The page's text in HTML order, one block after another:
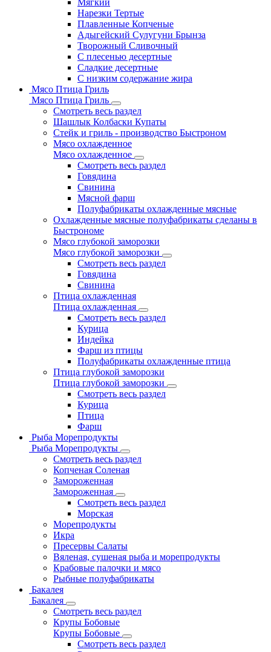
Мягкий
Нарезки Тертые
Плавленные Копченые
Адыгейский Сулугуни Брынза
Творожный Сливочный
С плесенью десертные
Сладкие десертные
С низким содержание жира
Мясо Птица Гриль
Мясо Птица Гриль
Смотреть весь раздел
Шашлык Колбаски Купаты
Стейк и гриль - производство Быстроном
Мясо охлажденное
Мясо охлажденное
Смотреть весь раздел
Говядина
Свинина
Мясной фарш
Полуфабрикаты охлажденные мясные
Охлажденные мясные полуфабрикаты сделаны в
Быстрономе
Мясо глубокой заморозки
Мясо глубокой заморозки
Смотреть весь раздел
Говядина
Свинина
Птица охлажденная
Птица охлажденная
Смотреть весь раздел
Курица
Индейка
Фарш из птицы
Полуфабрикаты охлажденные птица
Птица глубокой заморозки
Птица глубокой заморозки
Смотреть весь раздел
Курица
Птица
Фарш
Рыба Морепродукты
Рыба Морепродукты
Смотреть весь раздел
Копченая Соленая
Замороженная
Замороженная
Смотреть весь раздел
Морская
Морепродукты
Икра
Пресервы Салаты
Вяленая, сушеная рыба и морепродукты
Крабовые палочки и мясо
Рыбные полуфабрикаты
Бакалея
Бакалея
Смотреть весь раздел
Крупы Бобовые
Крупы Бобовые
Смотреть весь раздел